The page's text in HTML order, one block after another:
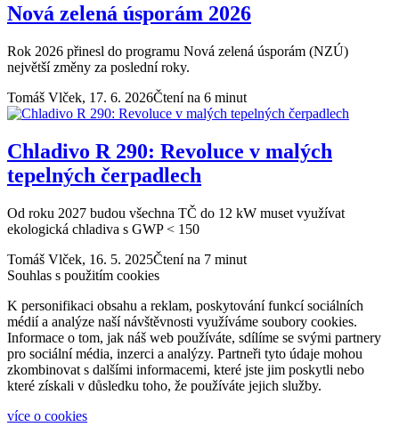
Nová zelená úsporám 2026
Rok 2026 přinesl do programu Nová zelená úsporám (NZÚ)
největší změny za poslední roky.
Tomáš Vlček, 17. 6. 2026Čtení na 6 minut
Chladivo R 290: Revoluce v malých
tepelných čerpadlech
Od roku 2027 budou všechna TČ do 12 kW muset využívat
ekologická chladiva s GWP < 150
Tomáš Vlček, 16. 5. 2025Čtení na 7 minut
Souhlas s použitím cookies
K personifikaci obsahu a reklam, poskytování funkcí sociálních
médií a analýze naší návštěvnosti využíváme soubory cookies.
Informace o tom, jak náš web používáte, sdílíme se svými partnery
pro sociální média, inzerci a analýzy. Partneři tyto údaje mohou
zkombinovat s dalšími informacemi, které jste jim poskytli nebo
které získali v důsledku toho, že používáte jejich služby.
více o cookies